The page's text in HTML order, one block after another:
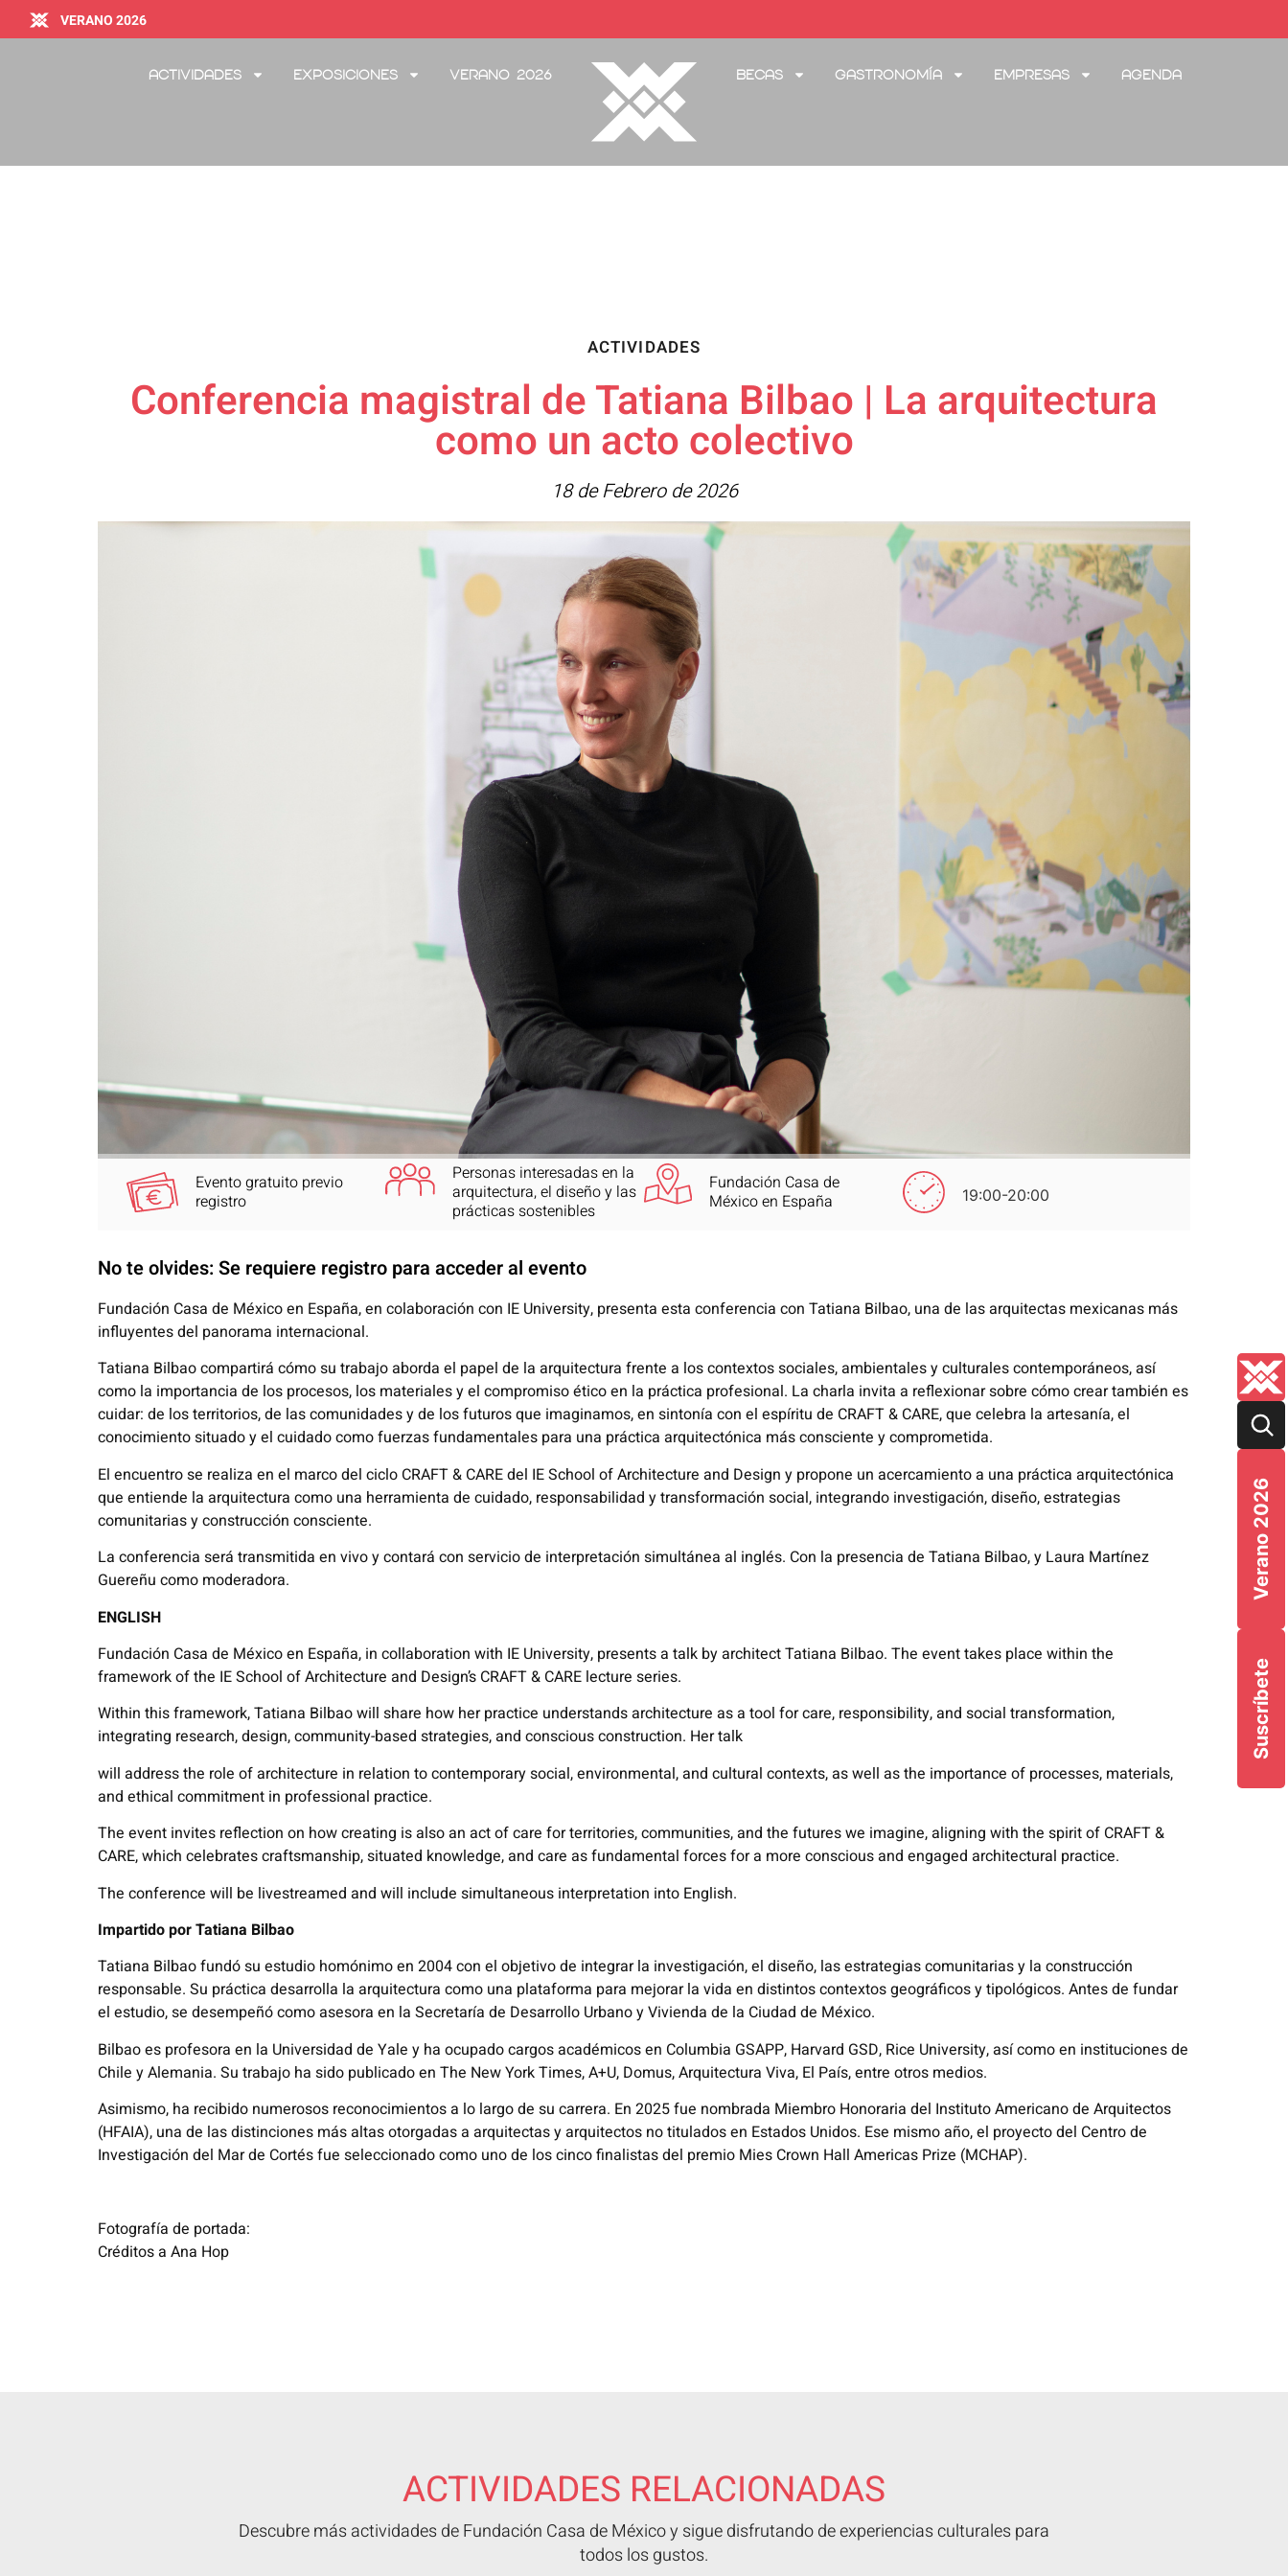
Suscríbete
Verano 2026
VERANO 2026
Actividades Exposiciones Verano 2026 Becas Gastronomía Empresas Agenda
ACTIVIDADES
Conferencia magistral de Tatiana Bilbao | La arquitectura
como un acto colectivo
18 de Febrero de 2026
Evento gratuito previo
registro
Personas interesadas en la
arquitectura, el diseño y las
prácticas sostenibles
Fundación Casa de
México en España
19:00-20:00
No te olvides: Se requiere registro para acceder al evento
Fundación Casa de México en España, en colaboración con IE University, presenta esta conferencia con Tatiana Bilbao, una de las arquitectas mexicanas más
influyentes del panorama internacional.
Tatiana Bilbao compartirá cómo su trabajo aborda el papel de la arquitectura frente a los contextos sociales, ambientales y culturales contemporáneos, así
como la importancia de los procesos, los materiales y el compromiso ético en la práctica profesional. La charla invita a reflexionar sobre cómo crear también es
cuidar: de los territorios, de las comunidades y de los futuros que imaginamos, en sintonía con el espíritu de CRAFT & CARE, que celebra la artesanía, el
conocimiento situado y el cuidado como fuerzas fundamentales para una práctica arquitectónica más consciente y comprometida.
El encuentro se realiza en el marco del ciclo CRAFT & CARE del IE School of Architecture and Design y propone un acercamiento a una práctica arquitectónica
que entiende la arquitectura como una herramienta de cuidado, responsabilidad y transformación social, integrando investigación, diseño, estrategias
comunitarias y construcción consciente.
La conferencia será transmitida en vivo y contará con servicio de interpretación simultánea al inglés. Con la presencia de Tatiana Bilbao, y Laura Martínez
Guereñu como moderadora.
ENGLISH
Fundación Casa de México en España, in collaboration with IE University, presents a talk by architect Tatiana Bilbao. The event takes place within the
framework of the IE School of Architecture and Design’s CRAFT & CARE lecture series.
Within this framework, Tatiana Bilbao will share how her practice understands architecture as a tool for care, responsibility, and social transformation,
integrating research, design, community-based strategies, and conscious construction. Her talk
will address the role of architecture in relation to contemporary social, environmental, and cultural contexts, as well as the importance of processes, materials,
and ethical commitment in professional practice.
The event invites reflection on how creating is also an act of care for territories, communities, and the futures we imagine, aligning with the spirit of CRAFT &
CARE, which celebrates craftsmanship, situated knowledge, and care as fundamental forces for a more conscious and engaged architectural practice.
The conference will be livestreamed and will include simultaneous interpretation into English.
Impartido por Tatiana Bilbao
Tatiana Bilbao fundó su estudio homónimo en 2004 con el objetivo de integrar la investigación, el diseño, las estrategias comunitarias y la construcción
responsable. Su práctica desarrolla la arquitectura como una plataforma para mejorar la vida en distintos contextos geográficos y tipológicos. Antes de fundar
el estudio, se desempeñó como asesora en la Secretaría de Desarrollo Urbano y Vivienda de la Ciudad de México.
Bilbao es profesora en la Universidad de Yale y ha ocupado cargos académicos en Columbia GSAPP, Harvard GSD, Rice University, así como en instituciones de
Chile y Alemania. Su trabajo ha sido publicado en The New York Times, A+U, Domus, Arquitectura Viva, El País, entre otros medios.
Asimismo, ha recibido numerosos reconocimientos a lo largo de su carrera. En 2025 fue nombrada Miembro Honoraria del Instituto Americano de Arquitectos
(HFAIA), una de las distinciones más altas otorgadas a arquitectas y arquitectos no titulados en Estados Unidos. Ese mismo año, el proyecto del Centro de
Investigación del Mar de Cortés fue seleccionado como uno de los cinco finalistas del premio Mies Crown Hall Americas Prize (MCHAP).
Fotografía de portada:
Créditos a Ana Hop
ACTIVIDADES RELACIONADAS
Descubre más actividades de Fundación Casa de México y sigue disfrutando de experiencias culturales para
todos los gustos.